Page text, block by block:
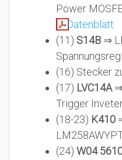
Power
Datenblatt
(11) S14B ⇒
(16) Stecker
(17) LVC14A⇒
Trigger
(18-23) K410
(24) W04